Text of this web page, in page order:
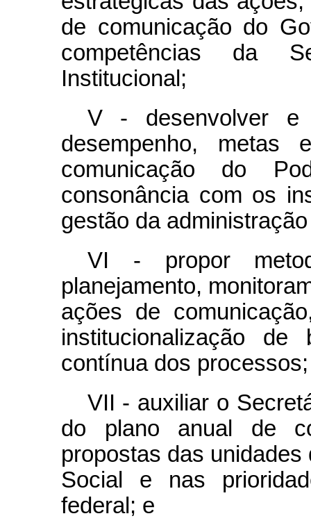
de comunicação do
competências da
Institucional;
V - desenvolver e
desempenho,
comunicação do
consonância com os
gestão da
VI - propor
planejamento,
ações de
institucionalização
contínua dos processos;
VII - auxiliar o
do plano anual de
propostas das
Social e nas
federal; e